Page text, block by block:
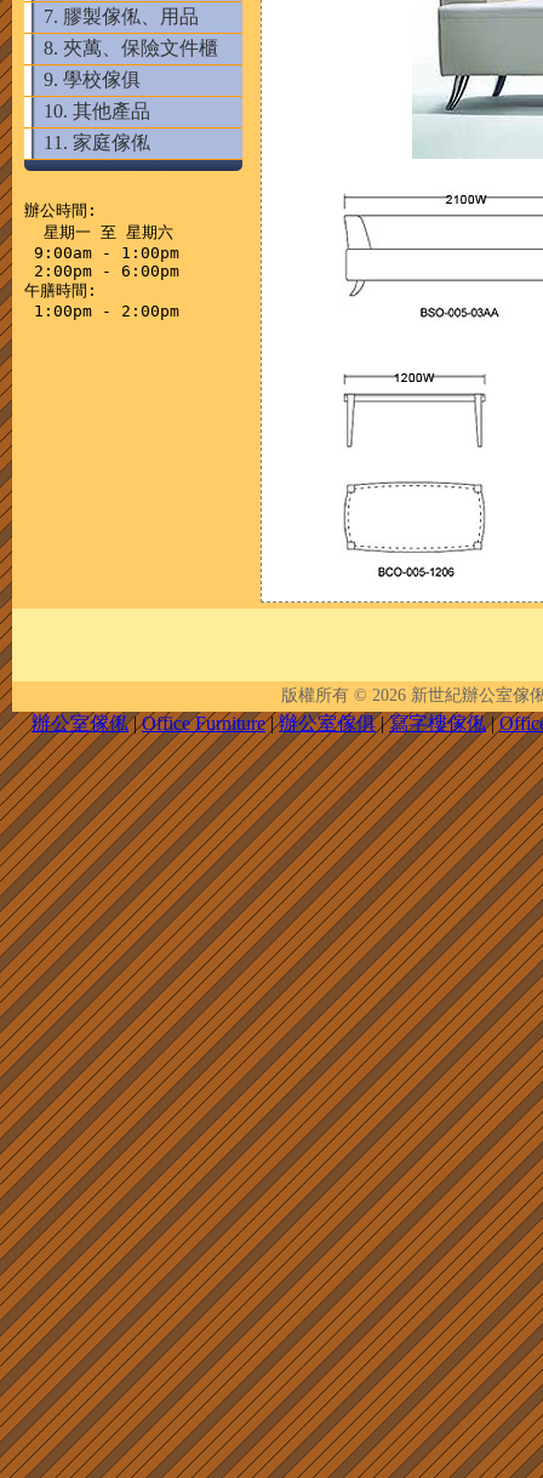
7. 膠製傢俬、用品
8. 夾萬、保險文件櫃
9. 學校傢俱
10. 其他產品
11. 家庭傢俬
辦公時間:
  星期一 至 星期六
9:00am - 1:00pm
2:00pm - 6:00pm
午膳時間:
版權所有 © 2026 新世紀辦公室傢
辦公室傢俬|Office Furniture|辦公室傢俱|寫字樓傢俬|